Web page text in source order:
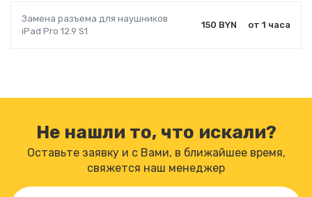
Замена разъема для наушников
iPad Pro 12.9 S1
150 BYN от 1 часа
Не нашли то, что искали?
Оставьте заявку и с Вами, в ближайшее время,
свяжется наш менеджер